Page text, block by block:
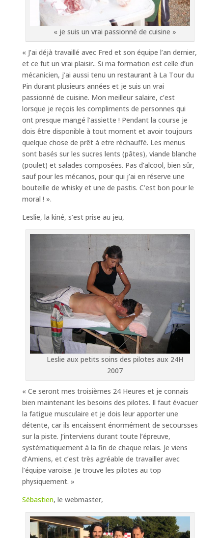
« je suis un vrai passionné de cuisine »
« J’ai déjà travaillé avec Fred et son équipe l’an dernier,
et ce fut un vrai plaisir.. Si ma formation est celle d’un
mécanicien, j’ai aussi tenu un restaurant à La Tour du
Pin durant plusieurs années et je suis un vrai
passionné de cuisine. Mon meilleur salaire, c’est
lorsque je reçois les compliments de personnes qui
ont presque mangé l’assiette ! Pendant la course je
dois être disponible à tout moment et avoir toujours
quelque chose de prêt à etre réchauffé. Les menus
sont basés sur les sucres lents (pâtes), viande blanche
(poulet) et salades composées. Pas d’alcool, bien sûr,
sauf pour les mécanos, pour qui j’ai en réserve une
bouteille de whisky et une de pastis. C’est bon pour le
moral ! ».
Leslie, la kiné, s’est prise au jeu,
Leslie aux petits soins des pilotes aux 24H
2007
« Ce seront mes troisièmes 24 Heures et je connais
bien maintenant les besoins des pilotes. Il faut évacuer
la fatigue musculaire et je dois leur apporter une
détente, car ils encaissent énormément de secoursses
sur la piste. J’interviens durant toute l’épreuve,
systématiquement à la fin de chaque relais. Je viens
d’Amiens, et c’est très agréable de travailler avec
l’équipe varoise. Je trouve les pilotes au top
physiquement. »
Sébastien, le webmaster,